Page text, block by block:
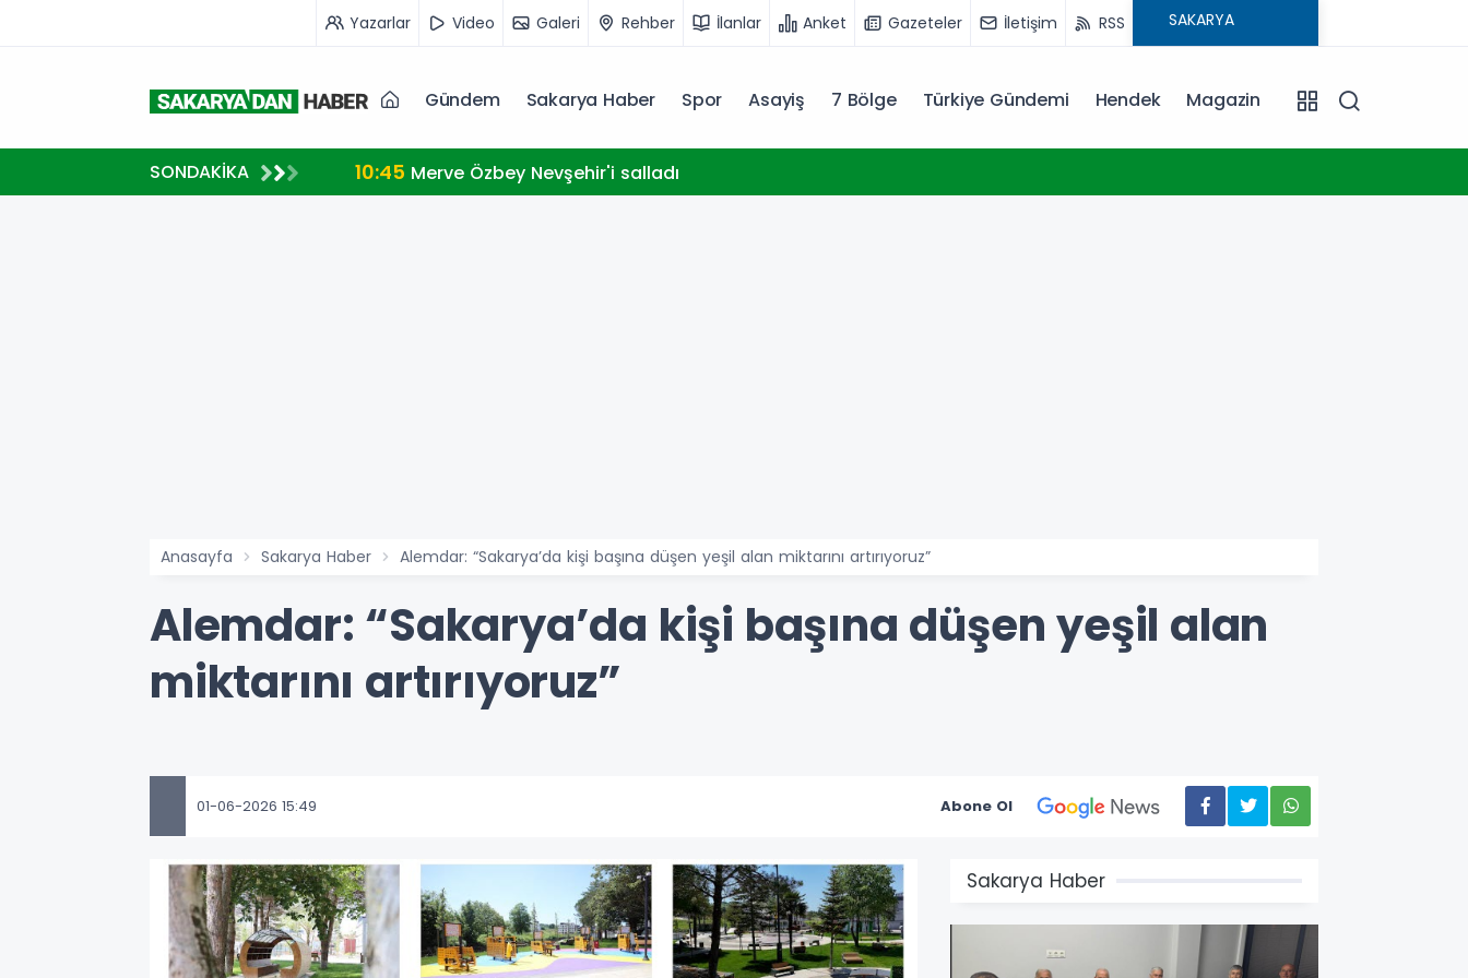
Yazarlar Video Galeri Rehber İlanlar Anket Gazeteler İletişim RSS
Gündem Sakarya Haber Spor Asayiş 7 Bölge Türkiye Gündemi Hendek Magazin
SONDAKİKA 10:45 Merve Özbey Nevşehir'i salladı
Anasayfa Sakarya Haber Alemdar: “Sakarya’da kişi başına düşen yeşil alan miktarını artırıyoruz”
Alemdar: “Sakarya’da kişi başına düşen yeşil alan
miktarını artırıyoruz”
01-06-2026 15:49 Abone Ol
Sakarya Haber